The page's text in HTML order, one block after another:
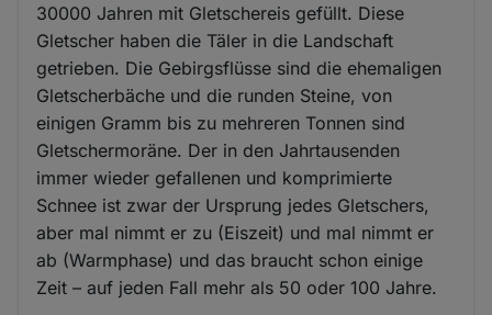
30000 Jahren mit Gletschereis gefüllt. Diese
Gletscher haben die Täler in die Landschaft
getrieben. Die Gebirgsflüsse sind die ehemaligen
Gletscherbäche und die runden Steine, von
einigen Gramm bis zu mehreren Tonnen sind
Gletschermoräne. Der in den Jahrtausenden
immer wieder gefallenen und komprimierte
Schnee ist zwar der Ursprung jedes Gletschers,
aber mal nimmt er zu (Eiszeit) und mal nimmt er
ab (Warmphase) und das braucht schon einige
Zeit – auf jeden Fall mehr als 50 oder 100 Jahre.